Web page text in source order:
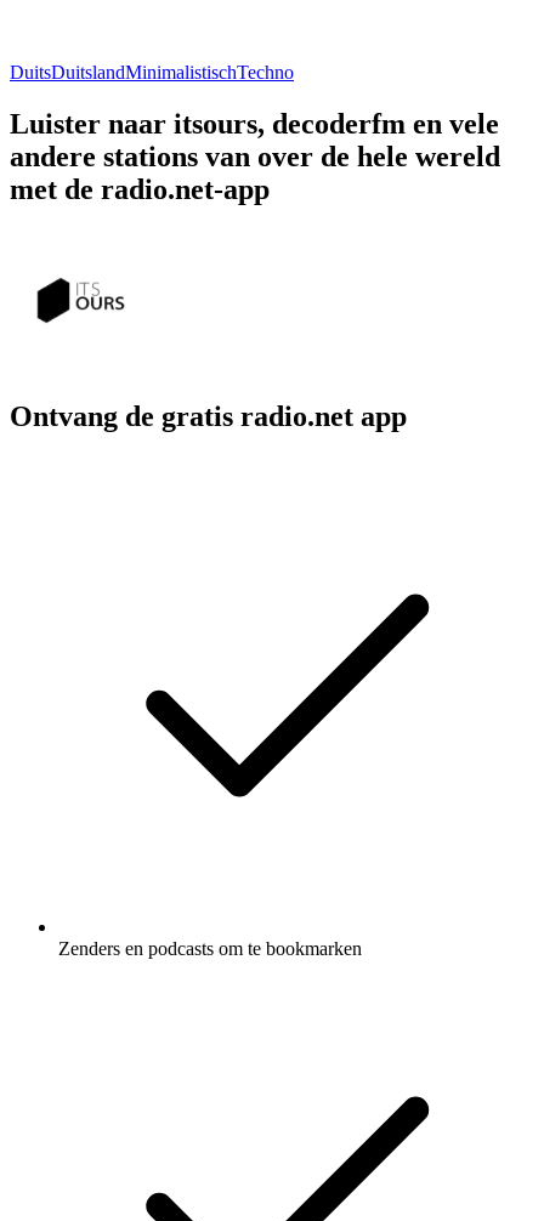
DuitsDuitslandMinimalistischTechno
Luister naar itsours, decoderfm en vele
andere stations van over de hele wereld
met de radio.net-app
Ontvang de gratis radio.net app
Zenders en podcasts om te bookmarken